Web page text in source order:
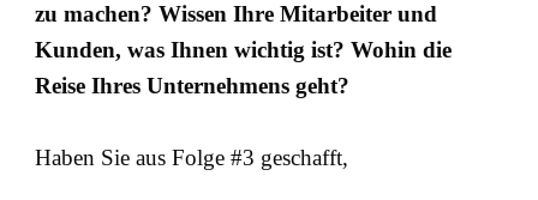
zu machen? Wissen Ihre Mitarbeiter und
Kunden, was Ihnen wichtig ist? Wohin die
Reise Ihres Unternehmens geht?
Haben Sie aus Folge #3 geschafft,